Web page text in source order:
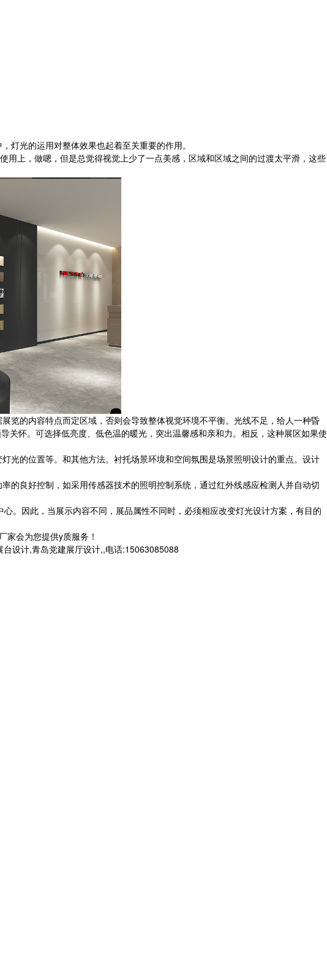
光的运用对整体效果也起着至关重要的作用。
上，做嗯，但是总觉得视觉上少了一点美感，区域和区域之间的过渡太平滑，这些
览的内容特点而定区域，否则会导致整体视觉环境不平衡。光线不足，给人一种昏
怀。可选择低亮度、低色温的暖光，突出温馨感和亲和力。相反，这种展区如果使
光的位置等。和其他方法。衬托场景环境和空间氛围是场景照明设计的重点。设计
良好控制，如采用传感器技术的照明控制系统，通过红外线感应检测人并自动切
。因此，当展示内容不同，展品属性不同时，必须相应改变灯光设计方案，有目的
家会为您提供y质服务！
设计,青岛党建展厅设计,,电话:15063085088